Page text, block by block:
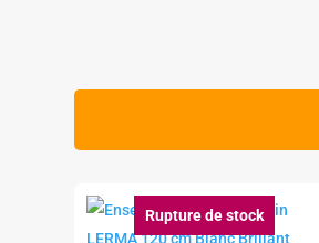
Rupture de stock